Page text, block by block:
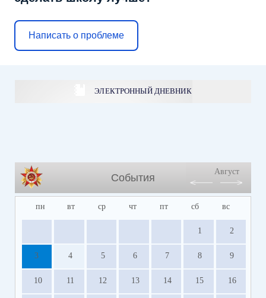
Написать о проблеме
ЭЛЕКТРОННЫЙ ДНЕВНИК
События
Август
пн вт ср чт пт сб вс
1 2
3 4 5 6 7 8 9
10 11 12 13 14 15 16